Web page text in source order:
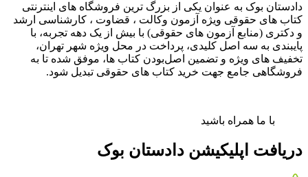
دادستان بوک به عنوان یکی از بزرگ ترین فروشگاه های اینترنتی
کتاب های حقوقی ویژه آزمون وکالت ، قضاوت ، کارشناسی ارشد
و دکتری (منابع آزمون های حقوقی) با بیش از یک دهه تجربه، با
پایبندی به سه اصل کلیدی، پرداخت در محل ویژه شهر تهران،
تخفیف های ویژه و تضمین اصل‌بودن کتاب ها، موفق شده تا به
فروشگاهی جامع جهت خرید کتاب های حقوقی تبدیل شود.
با ما همراه باشید
دریافت اپلیکیشن دادستان بوک